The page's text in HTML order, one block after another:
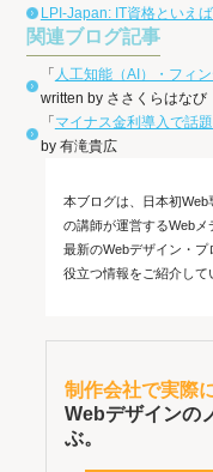
LPI-Japan: IT資格といえ
関連ブログ記事
「 人工知能（AI）・フィ
written by ささくらはなび
「 マイナス金利導入で話
by 有滝貴広
本ブログは、日本初Web
の講師が運営するWebメ
最新のWebデザイン・
役立つ情報をご紹介して
制作会社で実際
Webデザインの
ぶ。